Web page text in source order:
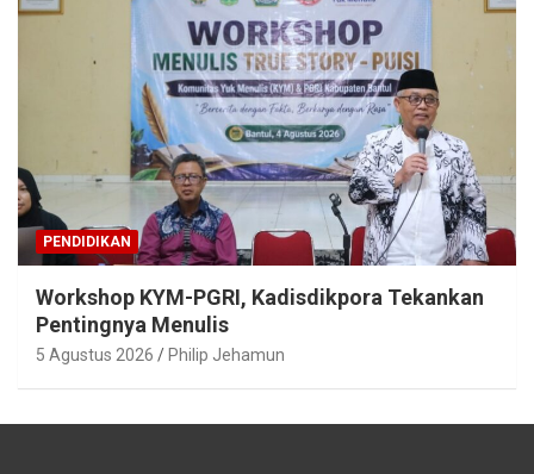
PENDIDIKAN
Workshop KYM-PGRI, Kadisdikpora Tekankan
Pentingnya Menulis
5 Agustus 2026 Philip Jehamun